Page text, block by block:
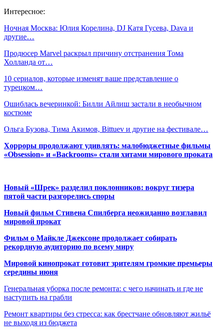
Интересное:
Ночная Москва: Юлия Корелина, DJ Катя Гусева, Dava и
другие…
Продюсер Marvel раскрыл причину отстранения Тома
Холланда от…
10 сериалов, которые изменят ваше представление о
турецком…
Ошиблась вечеринкой: Билли Айлиш застали в необычном
костюме
Ольга Бузова, Тима Акимов, Bittuev и другие на фестивале…
Хорроры продолжают удивлять: малобюджетные фильмы
«Obsession» и «Backrooms» стали хитами мирового проката
Новый «Шрек» разделил поклонников: вокруг тизера
пятой части разгорелись споры
Новый фильм Стивена Спилберга неожиданно возглавил
мировой прокат
Фильм о Майкле Джексоне продолжает собирать
рекордную аудиторию по всему миру
Мировой кинопрокат готовит зрителям громкие премьеры
середины июня
Генеральная уборка после ремонта: с чего начинать и где не
наступить на грабли
Ремонт квартиры без стресса: как брестчане обновляют жильё
не выходя из бюджета